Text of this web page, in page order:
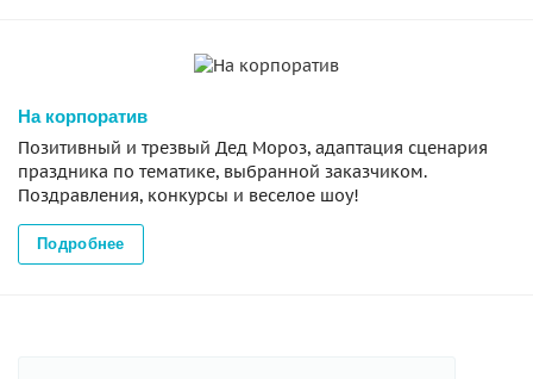
На корпоратив
Позитивный и трезвый Дед Мороз, адаптация сценария
праздника по тематике, выбранной заказчиком.
Поздравления, конкурсы и веселое шоу!
Подробнее